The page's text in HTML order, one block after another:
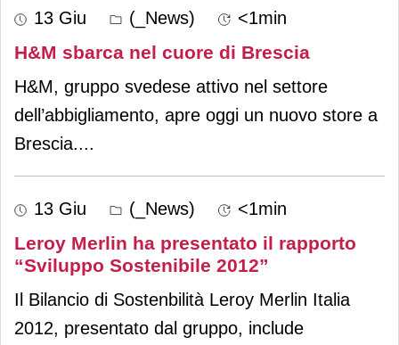
13 Giu (_News) <1min
H&M sbarca nel cuore di Brescia
H&M, gruppo svedese attivo nel settore
dell’abbigliamento, apre oggi un nuovo store a
Brescia....
13 Giu (_News) <1min
Leroy Merlin ha presentato il rapporto
“Sviluppo Sostenibile 2012”
Il Bilancio di Sostenbilità Leroy Merlin Italia
2012, presentato dal gruppo, include